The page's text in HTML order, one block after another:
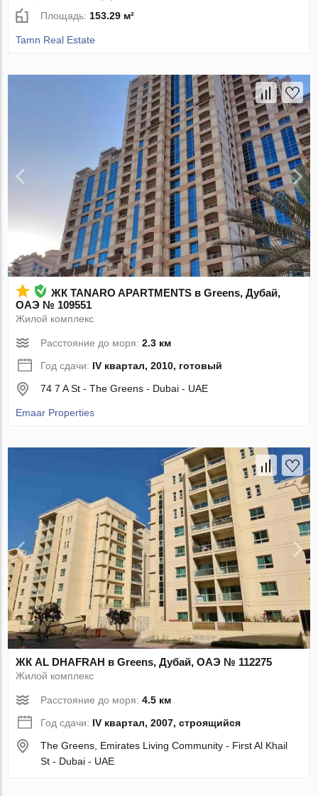
Площадь: 153.29 м²
Tamn Real Estate
ЖК TANARO APARTMENTS в Greens, Дубай,
ОАЭ № 109551
Жилой комплекс
Расстояние до моря:2.3 км
Год сдачи: IV квартал, 2010, готовый
74 7 A St - The Greens - Dubai - UAE
Emaar Properties
ЖК AL DHAFRAH в Greens, Дубай, ОАЭ № 112275
Жилой комплекс
Расстояние до моря:4.5 км
Год сдачи: IV квартал, 2007, строящийся
The Greens, Emirates Living Community - First Al Khail
St - Dubai - UAE